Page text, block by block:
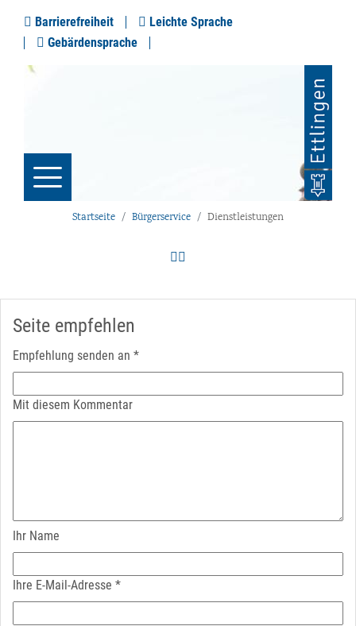
Barrierefreiheit
Leichte Sprache
Gebärdensprache
Startseite Bürgerservice Dienstleistungen
Seite empfehlen
Empfehlung senden an *
Mit diesem Kommentar
Ihr Name
Ihre E-Mail-Adresse *